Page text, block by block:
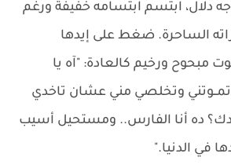
دلال، ابتسم ابتسامه خفيفة ورغم
الساحرة. ضغط على إيدها
مبحوح ورخيم كالعادة: "آه يا
وتخلصي مني عشان تاخدي
ده أنا الفارس.. ومستحيل أسيب
في الدنيا."